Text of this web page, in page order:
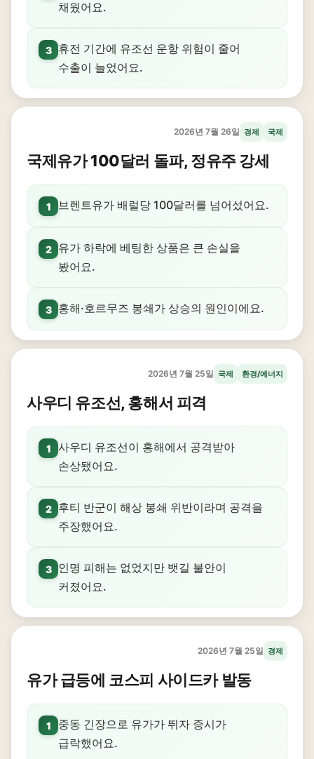
채웠어요.
3
휴전 기간에 유조선 운항 위험이 줄어
수출이 늘었어요.
2026년 7월 26일 경제 국제
국제유가 100달러 돌파, 정유주 강세
1 브렌트유가 배럴당 100달러를 넘어섰어요.
2
유가 하락에 베팅한 상품은 큰 손실을
봤어요.
3 홍해·호르무즈 봉쇄가 상승의 원인이에요.
2026년 7월 25일 국제 환경/에너지
사우디 유조선, 홍해서 피격
1
사우디 유조선이 홍해에서 공격받아
손상됐어요.
2
후티 반군이 해상 봉쇄 위반이라며 공격을
주장했어요.
3
인명 피해는 없었지만 뱃길 불안이
커졌어요.
2026년 7월 25일 경제
유가 급등에 코스피 사이드카 발동
1
중동 긴장으로 유가가 뛰자 증시가
급락했어요.